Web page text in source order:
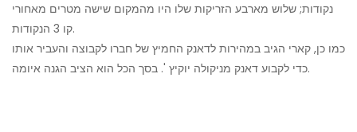
נקודות; שלוש מארבע הזריקות שלו היו מהמקום שישה מטרים מאחורי
קו 3 הנקודות.
כמו כן, קארי הגיב במהירות לדאנק החמיץ של חברו לקבוצה והעביר אותו
כדי לקבוע דאנק מניקולה יוקיץ '. בסך הכל הוא הציב הגנה איומה.